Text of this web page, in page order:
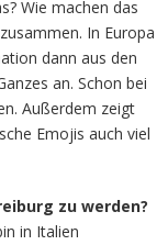
Wie machen das
In Europa
dann aus den
an. Schon bei
Außerdem zeigt
Emojis auch viel
zu werden?
in Italien